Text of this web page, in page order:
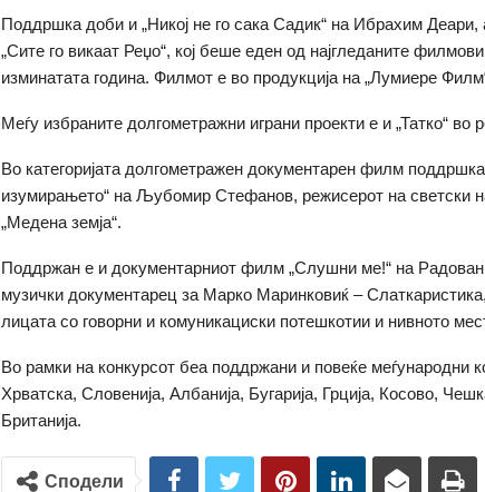
Поддршка доби и „Никој не го сака Садик“ на Ибрахим
„Сите го викаат Реџо“, кој беше еден од најгледаните
изминатата година. Филмот е во продукција на „Лумиере
Меѓу избраните долгометражни играни проекти е и „Татко“ во
Во категоријата долгометражен документарен филм
изумирањето“ на Љубомир Стефанов, режисерот на светски
„Медена земја“.
Поддржан е и документарниот филм „Слушни ме!“ на Рaдован
музички документарец за Марко Маринковиќ – Слаткаристика,
лицата со говорни и комуникациски потешкотии и нивното
Во рамки на конкурсот беа поддржани и повеќе меѓународни
Хрватска, Словенија, Албанија, Бугарија, Грција, Косово,
Британија.
Сподели